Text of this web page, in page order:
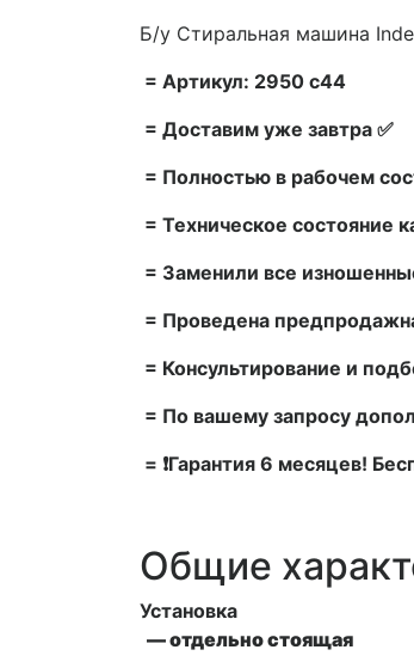
Б/у Стиральная машина
= Артикул: 2950 c44
= Доставим уже завтра ✅
= Полностью в рабочем
= Техническое состояние
= Заменили все
= Проведена
= Консультирование и
= По вашему запросу
= ❗Гарантия 6 месяцев!
Общие
Установка
— отдельно стоящая